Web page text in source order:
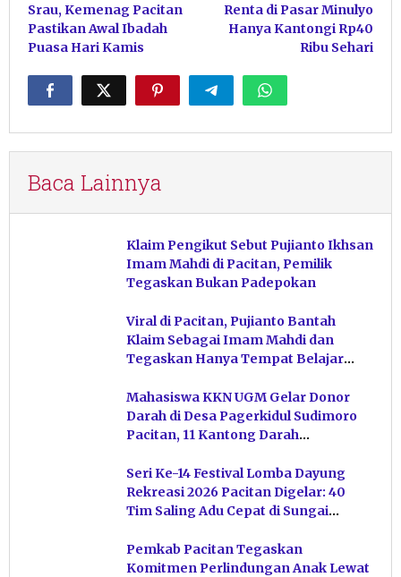
Srau, Kemenag Pacitan
Pastikan Awal Ibadah
Puasa Hari Kamis
Renta di Pasar Minulyo
Hanya Kantongi Rp40
Ribu Sehari
Baca Lainnya
Klaim Pengikut Sebut Pujianto Ikhsan
Imam Mahdi di Pacitan, Pemilik
Tegaskan Bukan Padepokan
Viral di Pacitan, Pujianto Bantah
Klaim Sebagai Imam Mahdi dan
Tegaskan Hanya Tempat Belajar
Mahasiswa KKN UGM Gelar Donor
Darah di Desa Pagerkidul Sudimoro
Pacitan, 11 Kantong Darah
Seri Ke-14 Festival Lomba Dayung
Rekreasi 2026 Pacitan Digelar: 40
Tim Saling Adu Cepat di Sungai
Pemkab Pacitan Tegaskan
Komitmen Perlindungan Anak Lewat